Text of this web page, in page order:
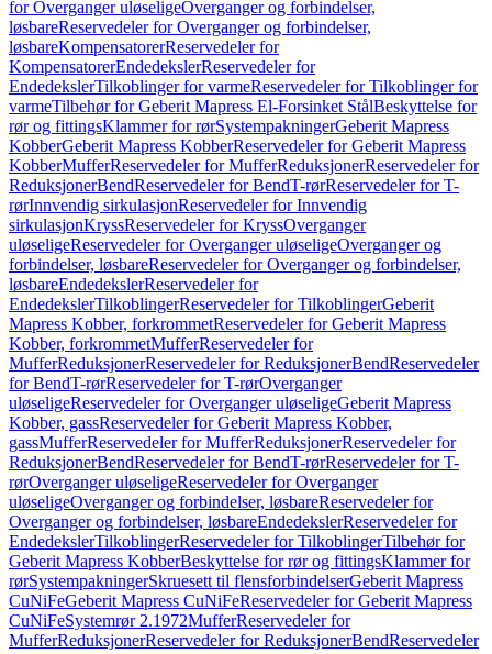
for Overganger uløseligeOverganger og forbindelser,
løsbareReservedeler for Overganger og forbindelser,
løsbareKompensatorerReservedeler for
KompensatorerEndedekslerReservedeler for
EndedekslerTilkoblinger for varmeReservedeler for Tilkoblinger for
varmeTilbehør for Geberit Mapress El-Forsinket StålBeskyttelse for
rør og fittingsKlammer for rørSystempakningerGeberit Mapress
KobberGeberit Mapress KobberReservedeler for Geberit Mapress
KobberMufferReservedeler for MufferReduksjonerReservedeler for
ReduksjonerBendReservedeler for BendT-rørReservedeler for T-
rørInnvendig sirkulasjonReservedeler for Innvendig
sirkulasjonKryssReservedeler for KryssOverganger
uløseligeReservedeler for Overganger uløseligeOverganger og
forbindelser, løsbareReservedeler for Overganger og forbindelser,
løsbareEndedekslerReservedeler for
EndedekslerTilkoblingerReservedeler for TilkoblingerGeberit
Mapress Kobber, forkrommetReservedeler for Geberit Mapress
Kobber, forkrommetMufferReservedeler for
MufferReduksjonerReservedeler for ReduksjonerBendReservedeler
for BendT-rørReservedeler for T-rørOverganger
uløseligeReservedeler for Overganger uløseligeGeberit Mapress
Kobber, gassReservedeler for Geberit Mapress Kobber,
gassMufferReservedeler for MufferReduksjonerReservedeler for
ReduksjonerBendReservedeler for BendT-rørReservedeler for T-
rørOverganger uløseligeReservedeler for Overganger
uløseligeOverganger og forbindelser, løsbareReservedeler for
Overganger og forbindelser, løsbareEndedekslerReservedeler for
EndedekslerTilkoblingerReservedeler for TilkoblingerTilbehør for
Geberit Mapress KobberBeskyttelse for rør og fittingsKlammer for
rørSystempakningerSkruesett til flensforbindelserGeberit Mapress
CuNiFeGeberit Mapress CuNiFeReservedeler for Geberit Mapress
CuNiFeSystemrør 2.1972MufferReservedeler for
MufferReduksjonerReservedeler for ReduksjonerBendReservedeler